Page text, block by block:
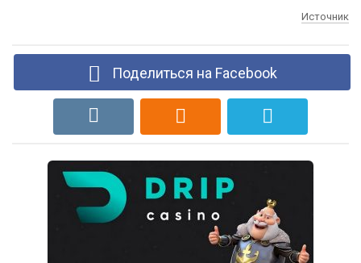
Источник
Поделиться на Facebook